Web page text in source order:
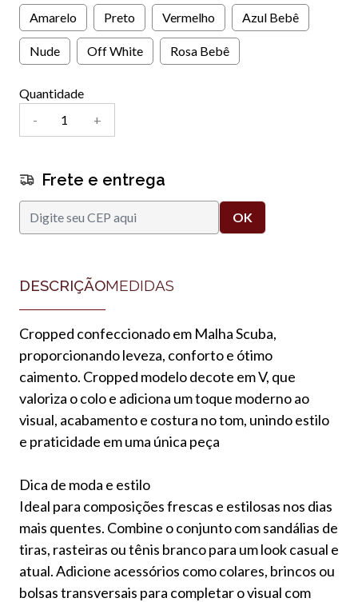
Amarelo
Preto Vermelho Azul Bebê
Nude Off White Rosa Bebê
Quantidade
-
+
Frete e entrega
DESCRIÇÃOMEDIDAS
Cropped confeccionado em Malha Scuba,
proporcionando leveza, conforto e ótimo
caimento. Cropped modelo decote em V, que
valoriza o colo e adiciona um toque moderno ao
visual, acabamento e costura no tom, unindo estilo
e praticidade em uma única peça
Dica de moda e estilo
Ideal para composições frescas e estilosas nos dias
mais quentes. Combine o conjunto com sandálias de
tiras, rasteiras ou tênis branco para um look casual e
atual. Adicione acessórios como colares, brincos ou
bolsas transversais para completar o visual com